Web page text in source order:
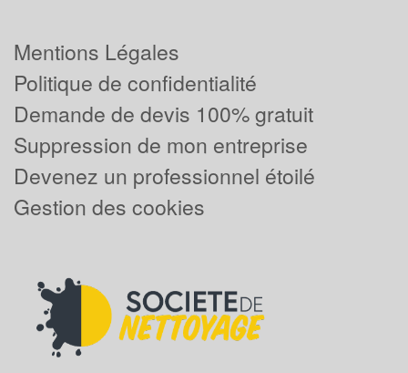
Mentions Légales
Politique de confidentialité
Demande de devis 100% gratuit
Suppression de mon entreprise
Devenez un professionnel étoilé
Gestion des cookies